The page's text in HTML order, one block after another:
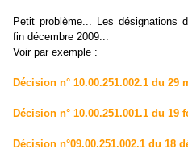
Petit problème... Les désignations
fin décembre 2009...
Voir par exemple :
Décision n° 10.00.251.002.1 du 29
Décision n° 10.00.251.001.1 du 19
Décision n°09.00.251.002.1 du 18